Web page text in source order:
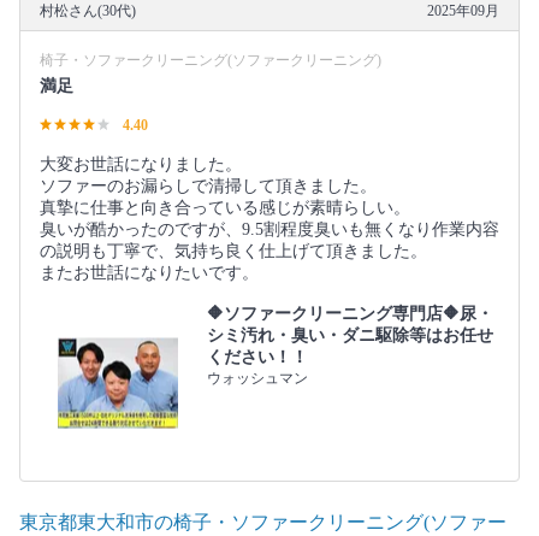
村松さん(30代) 2025年09月
椅子・ソファークリーニング(ソファークリーニング)
満足
4.40
大変お世話になりました。
ソファーのお漏らしで清掃して頂きました。
真摯に仕事と向き合っている感じが素晴らしい。
臭いが酷かったのですが、9.5割程度臭いも無くなり作業内容
の説明も丁寧で、気持ち良く仕上げて頂きました。
またお世話になりたいです。
🔶ソファークリーニング専門店🔶尿・
シミ汚れ・臭い・ダニ駆除等はお任せ
ください！！
ウォッシュマン
東京都東大和市の椅子・ソファークリーニング(ソファー